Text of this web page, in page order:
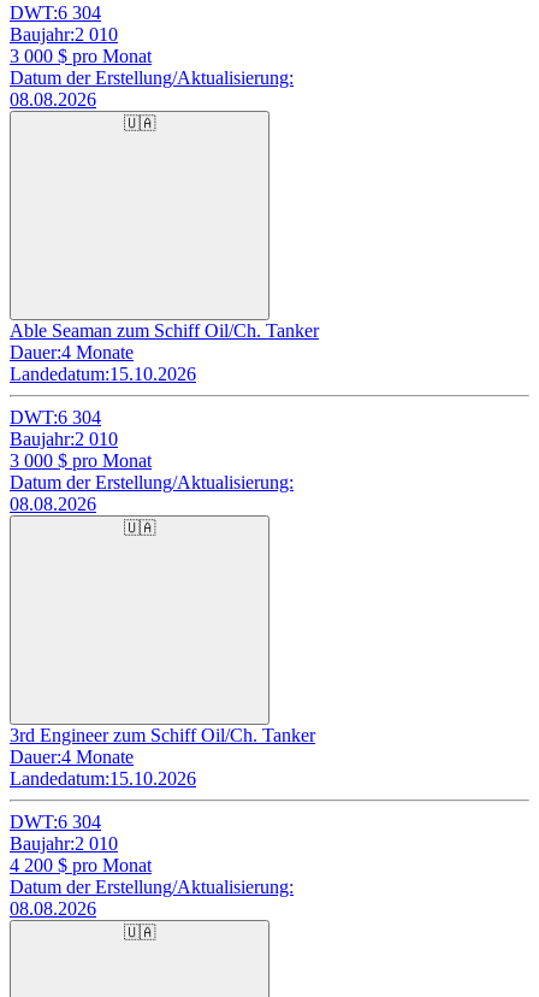
DWT:6 304
Baujahr:2 010
3 000 $ pro Monat
Datum der Erstellung/Aktualisierung:
08.08.2026
🇺🇦
Able Seaman zum Schiff Oil/Ch. Tanker
Dauer:4 Monate
Landedatum:15.10.2026
DWT:6 304
Baujahr:2 010
3 000 $ pro Monat
Datum der Erstellung/Aktualisierung:
08.08.2026
🇺🇦
3rd Engineer zum Schiff Oil/Ch. Tanker
Dauer:4 Monate
Landedatum:15.10.2026
DWT:6 304
Baujahr:2 010
4 200 $ pro Monat
Datum der Erstellung/Aktualisierung:
08.08.2026
🇺🇦